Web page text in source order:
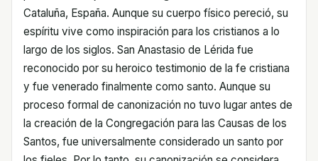
Cataluña, España. Aunque su cuerpo físico pereció, su
espíritu vive como inspiración para los cristianos a lo
largo de los siglos. San Anastasio de Lérida fue
reconocido por su heroico testimonio de la fe cristiana
y fue venerado finalmente como santo. Aunque su
proceso formal de canonización no tuvo lugar antes de
la creación de la Congregación para las Causas de los
Santos, fue universalmente considerado un santo por